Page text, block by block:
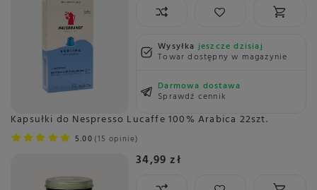
Wysyłkajeszcze dzisiaj
Towar dostępny w magazynie
Darmowa dostawa
Sprawdź cennik
Kapsułki do Nespresso Lucaffe 100% Arabica 22szt.
5.00 15 opinie
34,99 zł